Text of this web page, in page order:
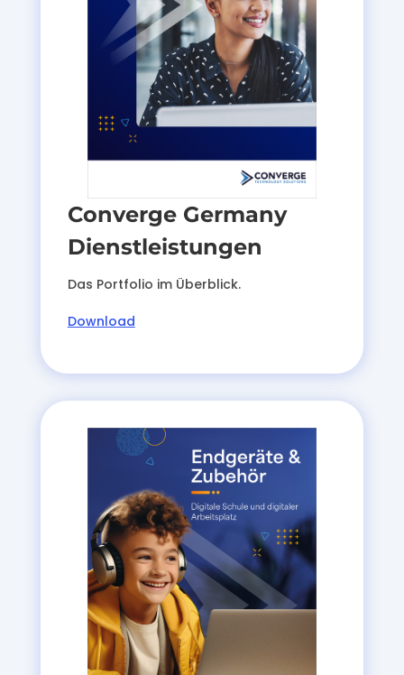
Converge Germany
Dienstleistungen
Das Portfolio im Überblick.
Download